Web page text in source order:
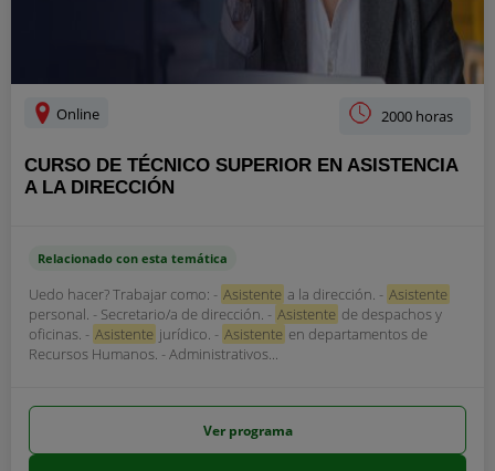
Online 2000 horas
CURSO DE TÉCNICO SUPERIOR EN ASISTENCIA
A LA DIRECCIÓN
Relacionado con esta temática
Uedo hacer? Trabajar como: - Asistente a la dirección. - Asistente
personal. - Secretario/a de dirección. - Asistente de despachos y
oficinas. - Asistente jurídico. - Asistente en departamentos de
Recursos Humanos. - Administrativos...
Ver programa